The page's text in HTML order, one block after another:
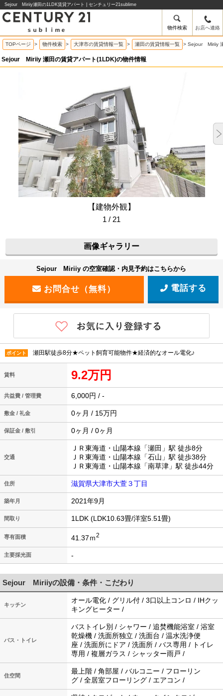
Sejour Miriiy瀬田の1LDK賃貸アパート | センチュリー21sublime
物件検索 お店へ連絡
TOPページ > 物件検索 > 大津市の賃貸情報一覧 > 瀬田の賃貸情報一覧 > Sejour Miriiy
Sejour Miriiy 瀬田の賃貸アパート(1LDK)の物件情報
【建物外観】
1 / 21
画像ギャラリー
Sejour Miriiy の空室確認・内見予約はこちらから
電話する
ポイント 瀬田駅徒歩8分★ペット飼育可能物件★経済的なオール電化♪
賃料 9.2万円
共益費 / 管理費 6,000円 / -
敷金 / 礼金 0ヶ月 / 15万円
保証金 / 敷引 0ヶ月 / 0ヶ月
交通
ＪＲ東海道・山陽本線「瀬田」駅 徒歩8分
ＪＲ東海道・山陽本線「石山」駅 徒歩38分
ＪＲ東海道・山陽本線「南草津」駅 徒歩44分
住所 滋賀県大津市大萱３丁目
築年月 2021年9月
間取り 1LDK (LDK10.63畳/洋室5.51畳)
専有面積 41.37ｍ2
主要採光面 -
Sejour Miriiyの設備・条件・こだわり
キッチン
オール電化 / グリル付 / 3口以上コンロ / IHクッ
キングヒーター /
バス・トイレ
バストイレ別 / シャワー / 追焚機能浴室 / 浴室
乾燥機 / 洗面所独立 / 洗面台 / 温水洗浄便
座 / 洗面所にドア / 洗面所 / バス専用 / トイレ
専用 / 複層ガラス / シャッター雨戸 /
住空間
最上階 / 角部屋 / バルコニー / フローリン
グ / 全居室フローリング / エアコン /